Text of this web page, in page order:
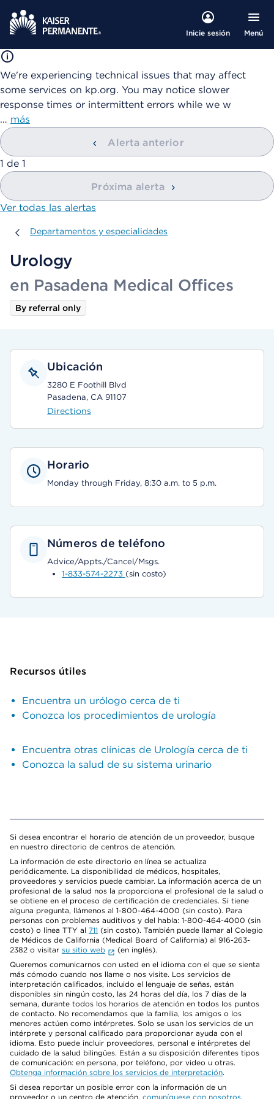
Inicie sesión Menú
We're experiencing technical issues that may affect
some services on kp.org. You may notice slower
response times or intermittent errors while we w
… más
Alerta anterior
mostrando
1 de 1
Próxima alerta
Ver todas las alertas
Departamentos y especialidades
Departamentos y especialidades
Urology
en Pasadena Medical Offices
By referral only
Ubicación
3280 E Foothill Blvd
Pasadena, CA 91107
Directions
Horario
Monday through Friday, 8:30 a.m. to 5 p.m.
Números de teléfono
Advice/Appts./Cancel/Msgs.
1-833-574-2273 (sin costo)
Recursos útiles
Encuentra un urólogo cerca de ti
Conozca los procedimientos de urología
Encuentra otras clínicas de Urología cerca de ti
Conozca la salud de su sistema urinario
Si desea encontrar el horario de atención de un proveedor, busque
en nuestro directorio de centros de atención.
La información de este directorio en línea se actualiza
periódicamente. La disponibilidad de médicos, hospitales,
proveedores y servicios puede cambiar. La información acerca de un
profesional de la salud nos la proporciona el profesional de la salud o
se obtiene en el proceso de certificación de credenciales. Si tiene
alguna pregunta, llámenos al 1-800-464-4000 (sin costo). Para
personas con problemas auditivos y del habla: 1-800-464-4000 (sin
costo) o línea TTY al 711 (sin costo). También puede llamar al Colegio
de Médicos de California (Medical Board of California) al 916-263-
2382 o visitar su sitio web
(en inglés).
Queremos comunicarnos con usted en el idioma con el que se sienta
más cómodo cuando nos llame o nos visite. Los servicios de
interpretación calificados, incluido el lenguaje de señas, están
disponibles sin ningún costo, las 24 horas del día, los 7 días de la
semana, durante todos los horarios de atención en todos los puntos
de contacto. No recomendamos que la familia, los amigos o los
menores actúen como intérpretes. Solo se usan los servicios de un
intérprete y personal calificado para proporcionar ayuda con el
idioma. Esto puede incluir proveedores, personal e intérpretes del
cuidado de la salud bilingües. Están a su disposición diferentes tipos
de comunicación: en persona, por teléfono, por video u otras.
Obtenga información sobre los servicios de interpretación.
Si desea reportar un posible error con la información de un
proveedor o un centro de atención, comuníquese con nosotros.